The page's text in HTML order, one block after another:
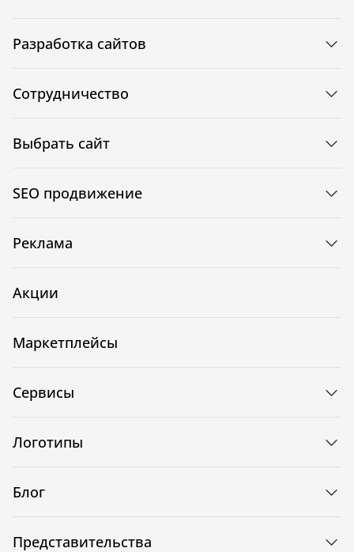
Разработка сайтов
Сотрудничество
Выбрать сайт
SEO продвижение
Реклама
Акции
Маркетплейсы
Сервисы
Логотипы
Блог
Представительства